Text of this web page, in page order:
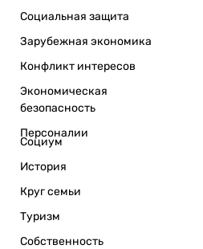
Социальная защита
Зарубежная экономика
Конфликт интересов
Экономическая
безопасность
Персоналии
Социум
История
Круг семьи
Туризм
Собственность